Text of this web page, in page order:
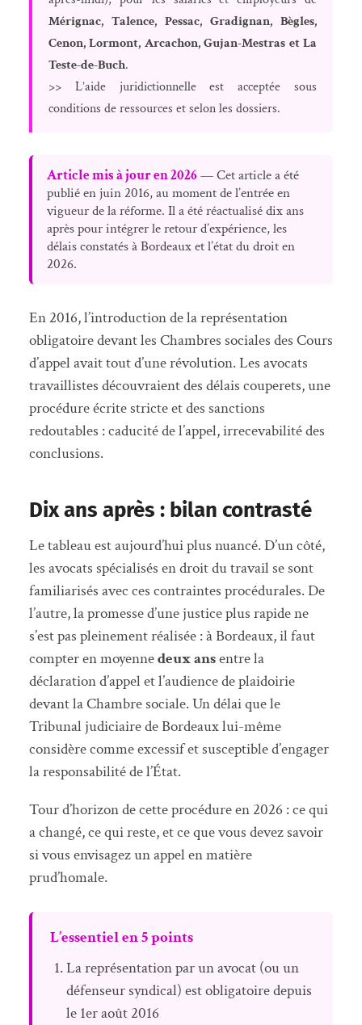
Mérignac, Talence, Pessac, Gradignan, Bègles,
Cenon, Lormont, Arcachon, Gujan-Mestras et La
Teste-de-Buch.
>> L’aide juridictionnelle est acceptée sous
conditions de ressources et selon les dossiers.
Article mis à jour en 2026— Cet article a été
publié en juin 2016, au moment de l’entrée en
vigueur de la réforme. Il a été réactualisé dix ans
après pour intégrer le retour d’expérience, les
délais constatés à Bordeaux et l’état du droit en
2026.
En 2016, l’introduction de la représentation
obligatoire devant les Chambres sociales des Cours
d’appel avait tout d’une révolution. Les avocats
travaillistes découvraient des délais couperets, une
procédure écrite stricte et des sanctions
redoutables : caducité de l’appel, irrecevabilité des
conclusions.
Dix ans après : bilan contrasté
Le tableau est aujourd’hui plus nuancé. D’un côté,
les avocats spécialisés en droit du travail se sont
familiarisés avec ces contraintes procédurales. De
l’autre, la promesse d’une justice plus rapide ne
s’est pas pleinement réalisée : à Bordeaux, il faut
compter en moyennedeux ansentre la
déclaration d’appel et l’audience de plaidoirie
devant la Chambre sociale. Un délai que le
Tribunal judiciaire de Bordeaux lui-même
considère comme excessif et susceptible d’engager
la responsabilité de l’État.
Tour d’horizon de cette procédure en 2026 : ce qui
a changé, ce qui reste, et ce que vous devez savoir
si vous envisagez un appel en matière
prud’homale.
L’essentiel en 5 points
La représentation par un avocat (ou un
défenseur syndical) est obligatoire depuis
le 1er août 2016